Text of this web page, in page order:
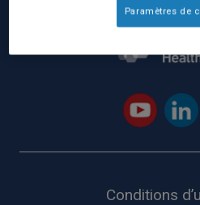
Conditions
Paramètres de